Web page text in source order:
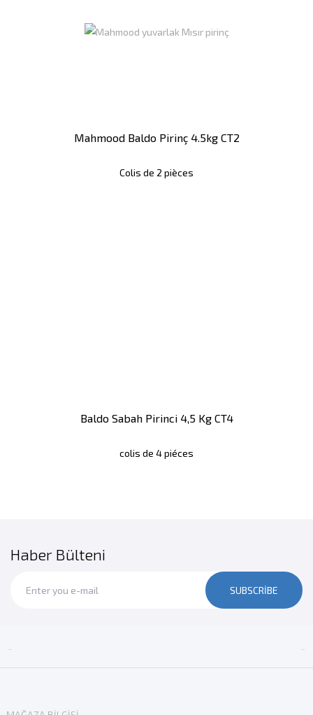
Mahmood Baldo Pirinç 4.5kg CT2
Colis de 2 pièces
Baldo Sabah Pirinci 4,5 Kg CT4
colis de 4 piéces
Haber Bülteni
SUBSCRIBE
 